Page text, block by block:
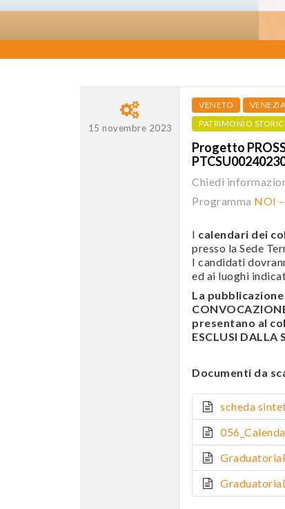
15 novembre 2023
VENETO VENEZIA
PATRIMONIO
Progetto
Chiedi
Programma NOI
I calendari dei
presso la Sede
I candidati
ed ai luoghi
La pubblicazione
presentano al
ESCLUSI
Documenti da
scheda